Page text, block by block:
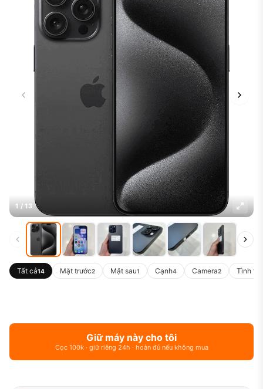
1 / 13
Tất cả14 Mặt trước2 Mặt sau1 Cạnh4 Camera2 Tình
Giữ máy này cho tôi
Cọc 100k · giữ riêng 24h · hoàn đủ nếu không mua